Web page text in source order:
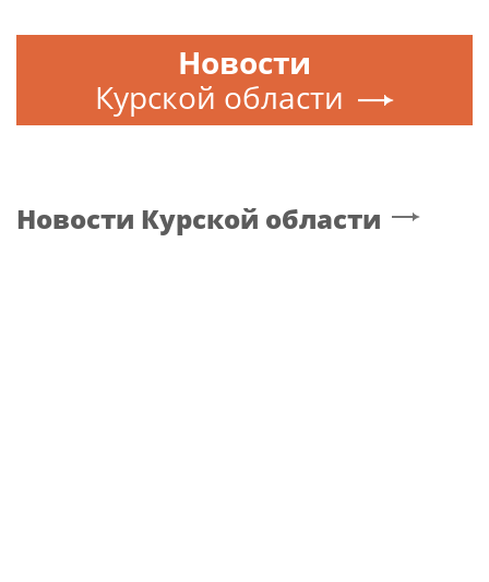
Новости
Курской области
Новости Курской области